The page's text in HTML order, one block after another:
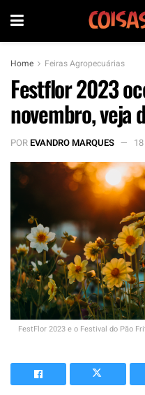
Home Feiras Agropecuárias
Festflor 2023
novembro, veja
POREVANDRO MARQUES
FestFlor 2023 e o Festival do Pão